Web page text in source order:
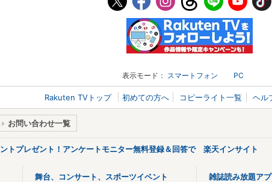
表示モード： スマートフォン PC
Rakuten TVトップ 初めての方へ コピーライト一覧 ヘル
お問い合わせ一覧
ントプレゼント！アンケートモニター無料登録＆回答で 楽天インサイト
舞台、コンサート、スポーツイベント
雑誌読み放題ア